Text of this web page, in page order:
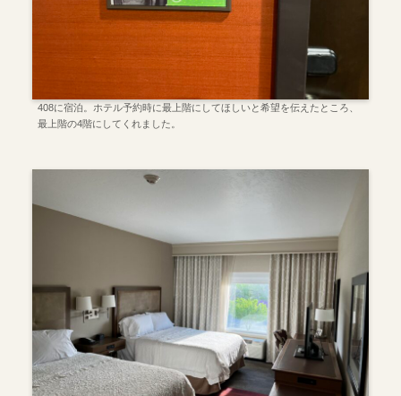
408に宿泊。ホテル予約時に最上階にしてほしいと希望を伝えたところ、
最上階の4階にしてくれました。